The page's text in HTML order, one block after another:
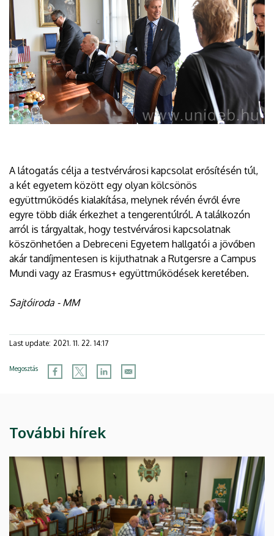
A látogatás célja a testvérvárosi kapcsolat erősítésén túl,
a két egyetem között egy olyan kölcsönös
együttműködés kialakítása, melynek révén évről évre
egyre több diák érkezhet a tengerentúlról. A találkozón
arról is tárgyaltak, hogy testvérvárosi kapcsolatnak
köszönhetően a Debreceni Egyetem hallgatói a jövőben
akár tandíjmentesen is kijuthatnak a Rutgersre a Campus
Mundi vagy az Erasmus+ együttműködések keretében.
Sajtóiroda - MM
Last update: 2021. 11. 22. 14:17
Megosztás
További hírek